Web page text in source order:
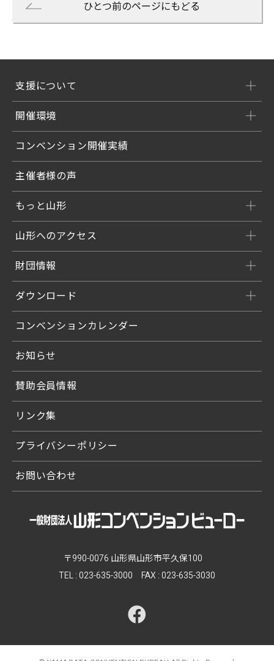
ひとつ前のページにもどる
支援について
開催環境
コンベンション開催実績
主催者様の声
もっと山形
山形へのアクセス
財団情報
ダウンロード
コンベンションカレンダー
お知らせ
賛助会員情報
リンク集
プライバシーポリシー
お問い合わせ
〒990-0076 山形県山形市平久保100
TEL : 023-635-3000 FAX : 023-635-3030